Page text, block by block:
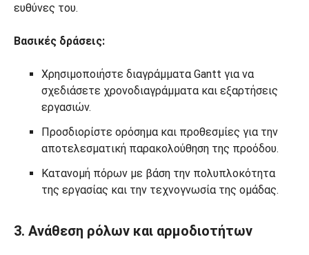
ευθύνες του.
Βασικές δράσεις:
Χρησιμοποιήστε διαγράμματα Gantt για να
σχεδιάσετε χρονοδιαγράμματα και εξαρτήσεις
εργασιών.
Προσδιορίστε ορόσημα και προθεσμίες για την
αποτελεσματική παρακολούθηση της προόδου.
Κατανομή πόρων με βάση την πολυπλοκότητα
της εργασίας και την τεχνογνωσία της ομάδας.
3. Ανάθεση ρόλων και αρμοδιοτήτων